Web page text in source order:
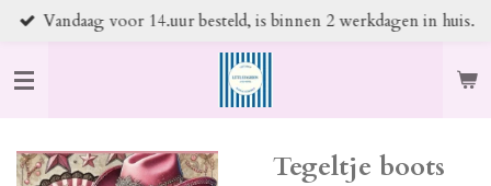
Ga
naar
de
hoofdinhoud
Vandaag voor 14.uur besteld, is binnen 2 werkdagen in huis.
Tegeltje boots